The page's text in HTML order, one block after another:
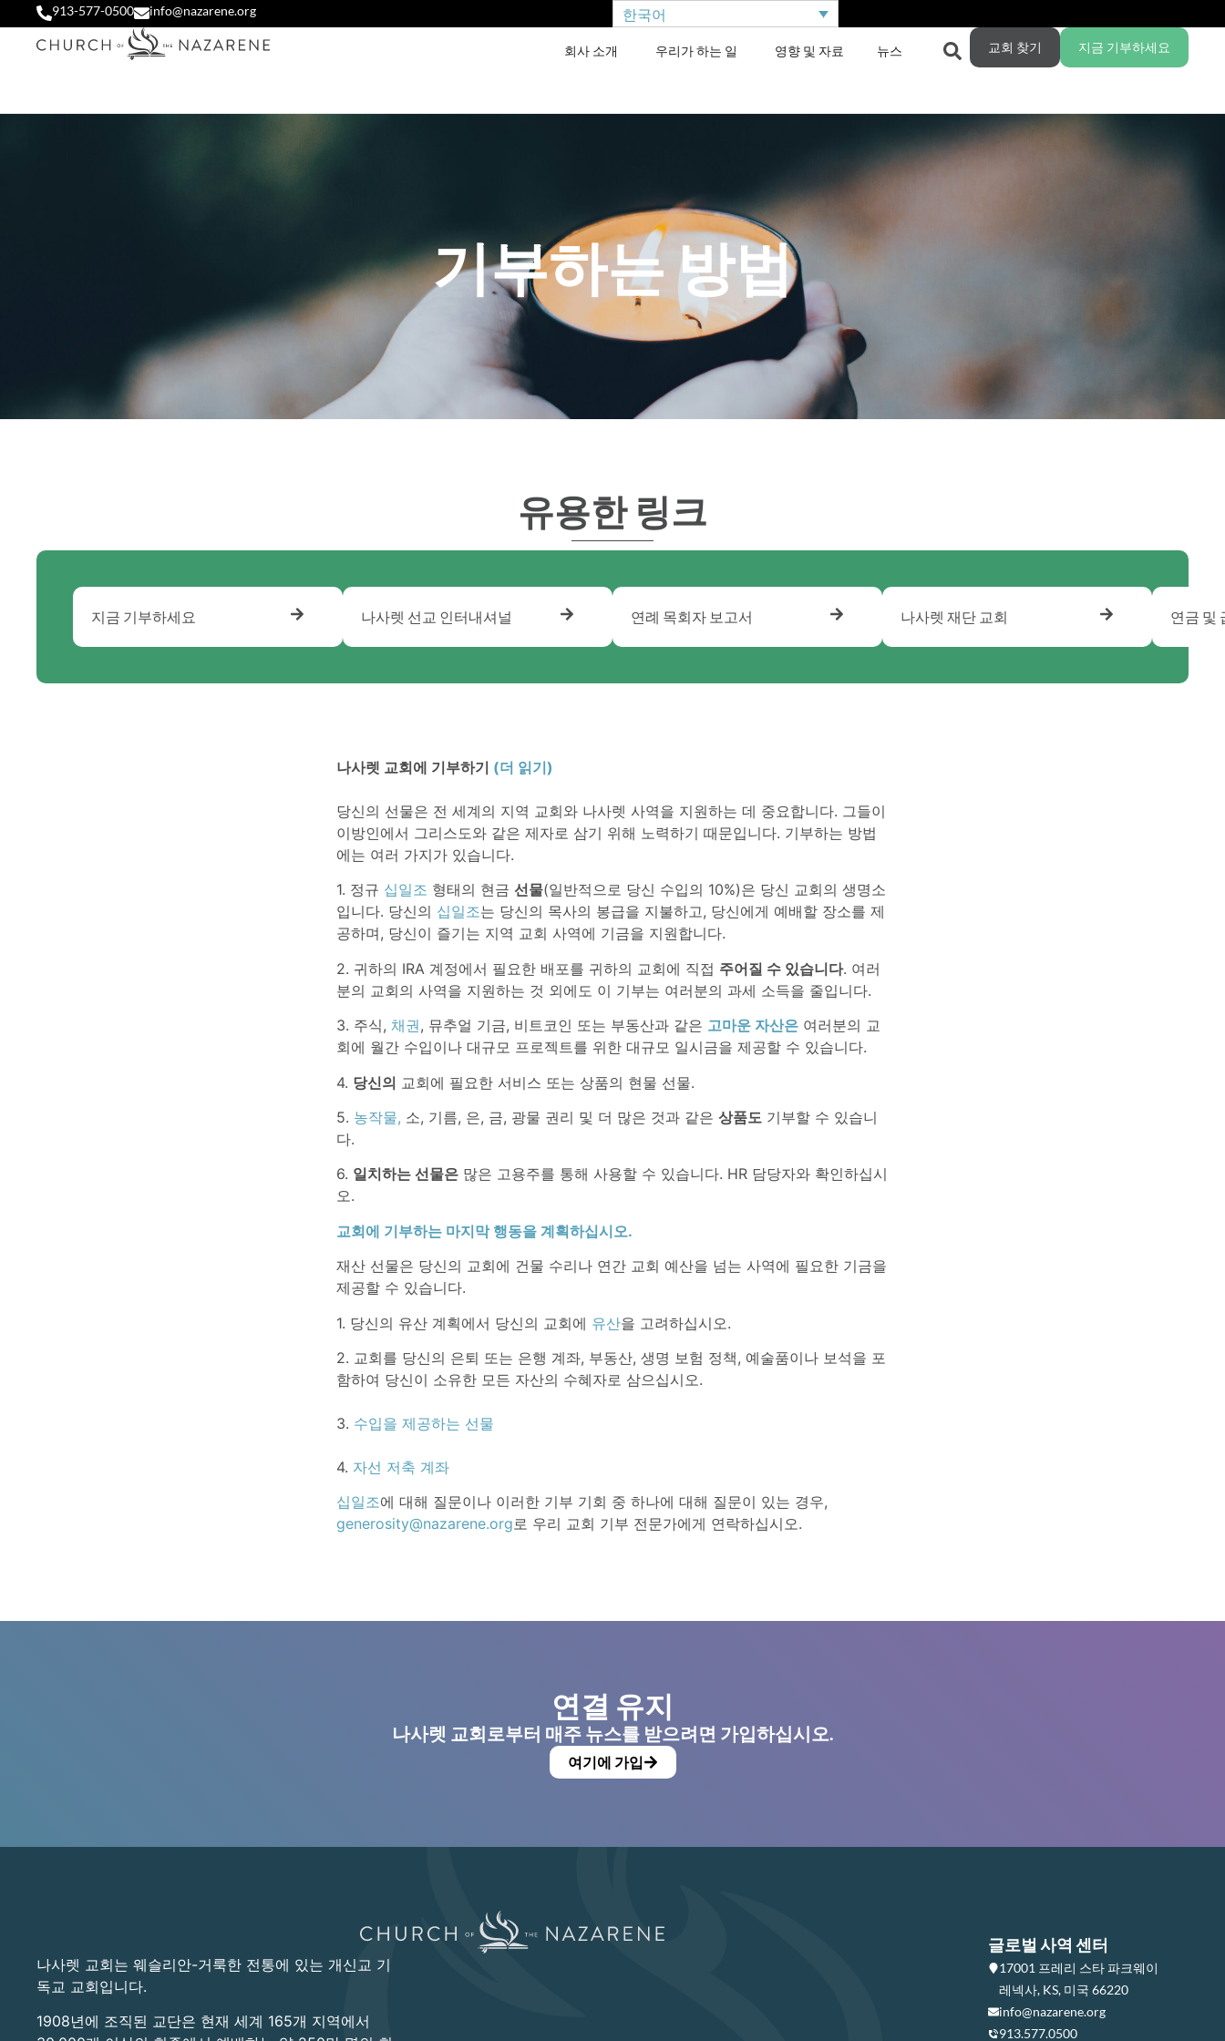
913-577-0500 info@nazarene.org 한국어
회사 소개 우리가 하는 일 영향 및 자료 뉴스 교회 찾기 지금 기부하세요
기부하는 방법
유용한 링크
지금 기부하세요 나사렛 선교 인터내셔널 연례 목회자 보고서 나사렛 재단 교회 연금 및
나사렛 교회에 기부하기 (더 읽기)
당신의 선물은 전 세계의 지역 교회와 나사렛 사역을 지원하는 데 중요합니다. 그들이
이방인에서 그리스도와 같은 제자로 삼기 위해 노력하기 때문입니다. 기부하는 방법
에는 여러 가지가 있습니다.
1. 정규 십일조 형태의 현금 선물(일반적으로 당신 수입의 10%)은 당신 교회의 생명소
입니다. 당신의 십일조는 당신의 목사의 봉급을 지불하고, 당신에게 예배할 장소를 제
공하며, 당신이 즐기는 지역 교회 사역에 기금을 지원합니다.
2. 귀하의 IRA 계정에서 필요한 배포를 귀하의 교회에 직접 주어질 수 있습니다. 여러
분의 교회의 사역을 지원하는 것 외에도 이 기부는 여러분의 과세 소득을 줄입니다.
3. 주식, 채권, 뮤추얼 기금, 비트코인 또는 부동산과 같은 고마운 자산은여러분의 교
회에 월간 수입이나 대규모 프로젝트를 위한 대규모 일시금을 제공할 수 있습니다.
4. 당신의 교회에 필요한 서비스 또는 상품의 현물 선물.
5. 농작물, 소, 기름, 은, 금, 광물 권리 및 더 많은 것과 같은 상품도 기부할 수 있습니
다.
6. 일치하는 선물은많은 고용주를 통해 사용할 수 있습니다. HR 담당자와 확인하십시
오.
교회에 기부하는 마지막 행동을 계획하십시오.
재산 선물은 당신의 교회에 건물 수리나 연간 교회 예산을 넘는 사역에 필요한 기금을
제공할 수 있습니다.
1. 당신의 유산 계획에서 당신의 교회에 유산을 고려하십시오.
2. 교회를 당신의 은퇴 또는 은행 계좌, 부동산, 생명 보험 정책, 예술품이나 보석을 포
함하여 당신이 소유한 모든 자산의 수혜자로 삼으십시오.
3. 수입을 제공하는 선물
4. 자선 저축 계좌
십일조에 대해 질문이나 이러한 기부 기회 중 하나에 대해 질문이 있는 경우,
generosity@nazarene.org로 우리 교회 기부 전문가에게 연락하십시오.
연결 유지
나사렛 교회로부터 매주 뉴스를 받으려면 가입하십시오.
여기에 가입
나사렛 교회는 웨슬리안-거룩한 전통에 있는 개신교 기
독교 교회입니다.
1908년에 조직된 교단은 현재 세계 165개 지역에서
글로벌 사역 센터
17001 프레리 스타 파크웨이
레넥사, KS, 미국 66220
info@nazarene.org
913.577.0500